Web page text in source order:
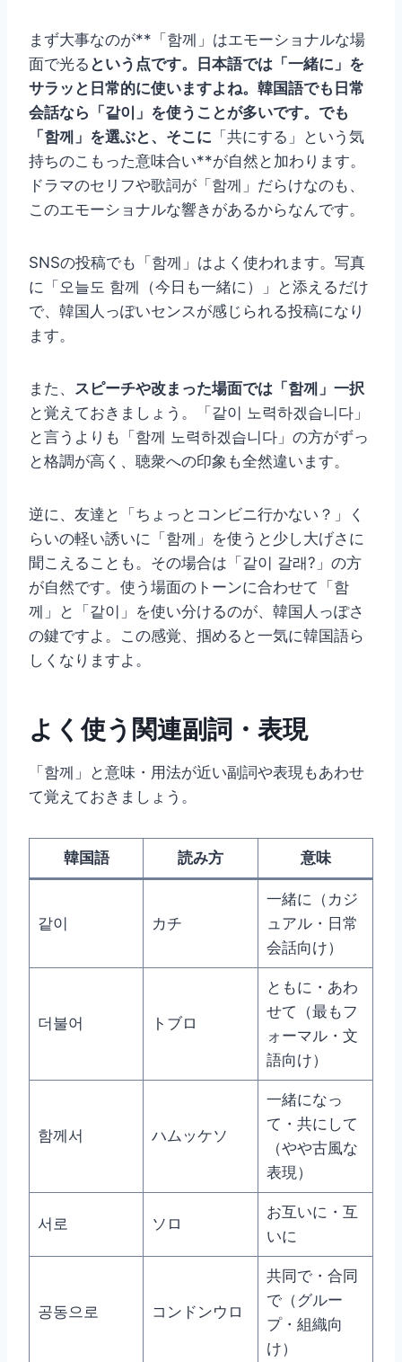
まず大事なのが**「함께」はエモーショナルな場
面で光る という点です。日本語では「一緒に」を
サラッと日常的に使いますよね。韓国語でも日常
会話なら「같이」を使うことが多いです。でも
「함께」を選ぶと、そこに 「共にする」という気
持ちのこもった意味合い**が自然と加わります。
ドラマのセリフや歌詞が「함께」だらけなのも、
このエモーショナルな響きがあるからなんです。
SNSの投稿でも「함께」はよく使われます。写真
に「오늘도 함께（今日も一緒に）」と添えるだけ
で、韓国人っぽいセンスが感じられる投稿になり
ます。
また、 スピーチや改まった場面では「함께」一択
と覚えておきましょう。「같이 노력하겠습니다」
と言うよりも「함께 노력하겠습니다」の方がずっ
と格調が高く、聴衆への印象も全然違います。
逆に、友達と「ちょっとコンビニ行かない？」く
らいの軽い誘いに「함께」を使うと少し大げさに
聞こえることも。その場合は「같이 갈래?」の方
が自然です。使う場面のトーンに合わせて「함
께」と「같이」を使い分けるのが、韓国人っぽさ
の鍵ですよ。この感覚、掴めると一気に韓国語ら
しくなりますよ。
よく使う関連副詞・表現
「함께」と意味・用法が近い副詞や表現もあわせ
て覚えておきましょう。
韓国語 読み方 意味
같이 カチ
一緒に（カジ
ュアル・日常
会話向け）
더불어 トブロ
ともに・あわ
せて（最もフ
ォーマル・文
語向け）
함께서 ハムッケソ
一緒になっ
て・共にして
（やや古風な
表現）
서로 ソロ
お互いに・互
いに
공동으로 コンドンウロ
共同で・合同
で（グルー
プ・組織向
け）